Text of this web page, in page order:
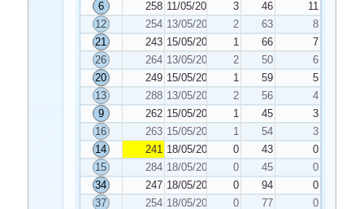
6
258 11/05/2024 3 46
11
12
254 13/05/2024 2 63
8
21
243 15/05/2024 1 66
7
26
264 13/05/2024 2 50
6
20
249 15/05/2024 1 59
5
13
288 13/05/2024 2 56
4
9
262 15/05/2024 1 45
3
16
263 15/05/2024 1 54
3
14
241 18/05/2024 0 43
0
15
284 18/05/2024 0 45
0
34
247 18/05/2024 0 94
0
37
254 18/05/2024 0 77
0